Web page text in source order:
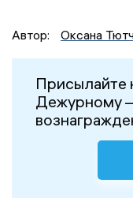
Автор: Оксана
Присылайте
Дежурному